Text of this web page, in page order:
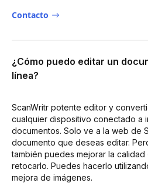
Contacto
¿Cómo puedo editar un
línea?
ScanWritr potente editor y
cualquier dispositivo conectado a
documentos. Solo ve a la web de
documento que deseas editar.
también puedes mejorar la
retocarlo. Puedes hacerlo
mejora de imágenes.